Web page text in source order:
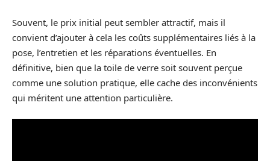
Souvent, le prix initial peut sembler attractif, mais il
convient d’ajouter à cela les coûts supplémentaires liés à la
pose, l’entretien et les réparations éventuelles. En
définitive, bien que la toile de verre soit souvent perçue
comme une solution pratique, elle cache des inconvénients
qui méritent une attention particulière.